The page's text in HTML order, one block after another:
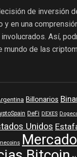
de inversión
y en una
Así,
mundo de las
Billonarios
DeFi DEXES
Unidos